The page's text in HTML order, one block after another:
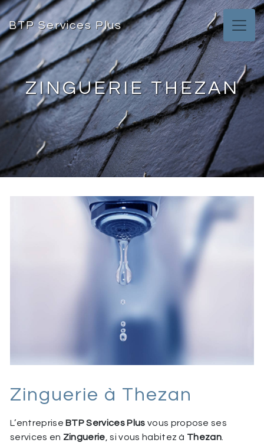
Panneau de gestion des cookies
BTP Services Plus
ZINGUERIE THEZAN
Zinguerie à Thezan
L’entreprise BTP Services Plus vous propose ses
services en Zinguerie, si vous habitez à Thezan.